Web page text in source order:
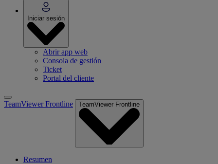
Iniciar sesión
Abrir app web
Consola de gestión
Ticket
Portal del cliente
TeamViewer Frontline TeamViewer Frontline
Resumen